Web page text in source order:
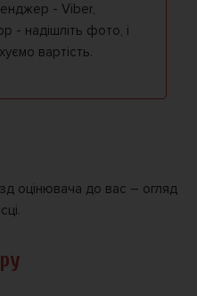
- Viber,
- надішліть фото, і
вартість.
оцінювача до вас – огляд